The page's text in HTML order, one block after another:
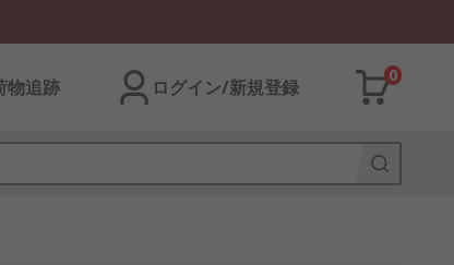
物追跡 ログイン/新規登録
0